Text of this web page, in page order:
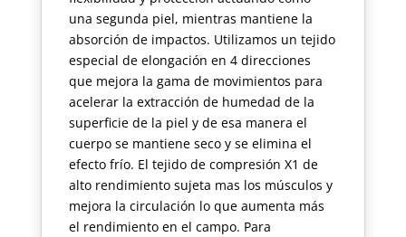
una segunda piel, mientras mantiene la
absorción de impactos. Utilizamos un tejido
especial de elongación en 4 direcciones
que mejora la gama de movimientos para
acelerar la extracción de humedad de la
superficie de la piel y de esa manera el
cuerpo se mantiene seco y se elimina el
efecto frío. El tejido de compresión X1 de
alto rendimiento sujeta mas los músculos y
mejora la circulación lo que aumenta más
el rendimiento en el campo. Para